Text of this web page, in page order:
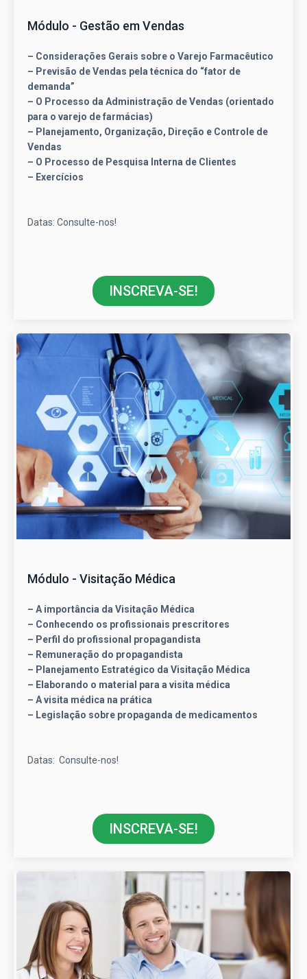
Módulo - Gestão em Vendas
– Considerações Gerais sobre o Varejo Farmacêutico
– Previsão de Vendas pela técnica do “fator de
demanda”
– O Processo da Administração de Vendas (orientado
para o varejo de farmácias)
– Planejamento, Organização, Direção e Controle de
Vendas
– O Processo de Pesquisa Interna de Clientes
– Exercícios
Datas: Consulte-nos!
INSCREVA-SE!
Módulo - Visitação Médica
– A importância da Visitação Médica
– Conhecendo os profissionais prescritores
– Perfil do profissional propagandista
– Remuneração do propagandista
– Planejamento Estratégico da Visitação Médica
– Elaborando o material para a visita médica
– A visita médica na prática
– Legislação sobre propaganda de medicamentos
Datas: Consulte-nos!
INSCREVA-SE!